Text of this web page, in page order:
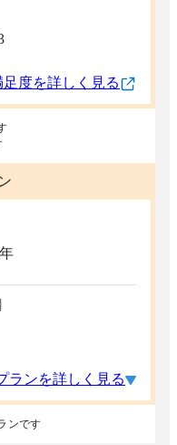
度を詳しく見る
ランを詳しく見る
ンです